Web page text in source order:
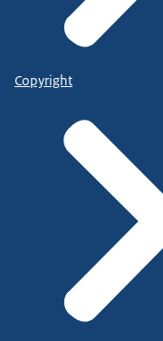
Copyright